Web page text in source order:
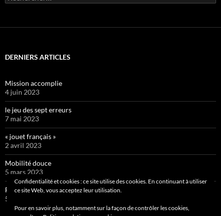
DERNIERS ARTICLES
Mission accomplie
4 juin 2023
le jeu des sept erreurs
7 mai 2023
« jouet français »
2 avril 2023
Mobilité douce
5 mars 2023
Pipelette 9
5 février 2023
Confidentialité et cookies : ce site utilise des cookies. En continuant à utiliser
ce site Web, vous acceptez leur utilisation.
Pour en savoir plus, notamment sur la façon de contrôler les cookies,